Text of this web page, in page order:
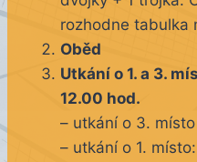
rozhodne tabulka
Oběd
Utkání o 1. a 3.
12.00 hod.
– utkání o 3.
– utkání o 1. místo: